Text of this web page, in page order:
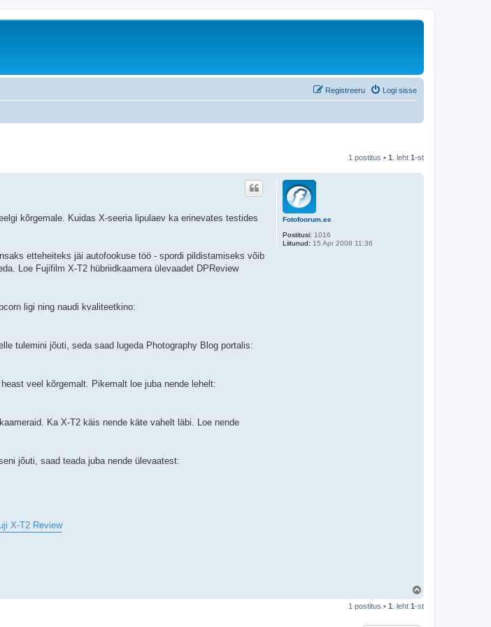
Logi sisse
Registreeru
1 postitus • 1 . leht 1-st
Fotofoorum.ee
Postitusi: 1016
Liitunud: 15 Apr 2008 11:36
kõrgemale. Kuidas X-seeria lipulaev ka erinevates testides
etteheiteks jäi autofookuse töö - spordi pildistamiseks võib
Loe Fujifilm X-T2 hübriidkaamera ülevaadet DPReview
ligi ning naudi kvaliteetkino:
tulemini jõuti, seda saad lugeda Photography Blog portalis:
veel kõrgemalt. Pikemalt loe juba nende lehelt:
Ka X-T2 käis nende käte vahelt läbi. Loe nende
jõuti, saad teada juba nende ülevaatest:
X-T2 Review
e
1 postitus • 1 . leht 1-st